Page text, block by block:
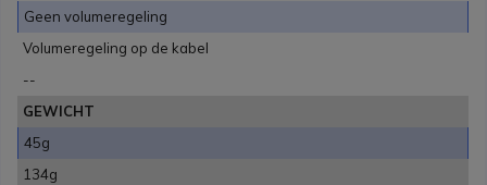
Geen volumeregeling
Volumeregeling op de kabel
--
GEWICHT
45g
134g